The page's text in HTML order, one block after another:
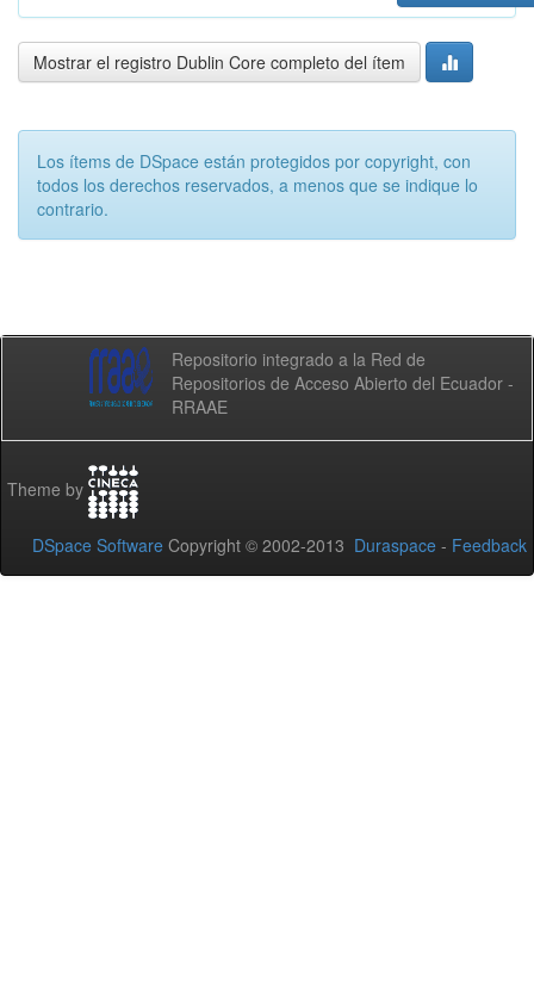
Mostrar el registro Dublin Core completo del ítem
Los ítems de DSpace están protegidos por copyright, con
todos los derechos reservados, a menos que se indique lo
contrario.
Repositorio integrado a la Red de
Repositorios de Acceso Abierto del Ecuador -
RRAAE
Theme by
DSpace Software Copyright © 2002-2013 Duraspace - Feedback